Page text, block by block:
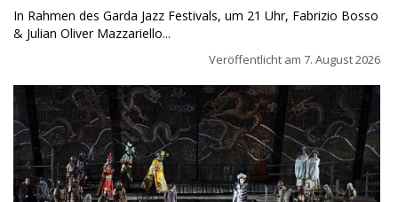
In Rahmen des Garda Jazz Festivals, um 21 Uhr, Fabrizio Bosso
& Julian Oliver Mazzariello...
Veröffentlicht am 7. August 2026